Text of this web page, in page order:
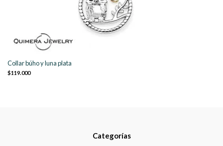
Collar búho y luna plata
$119.000
Categorías